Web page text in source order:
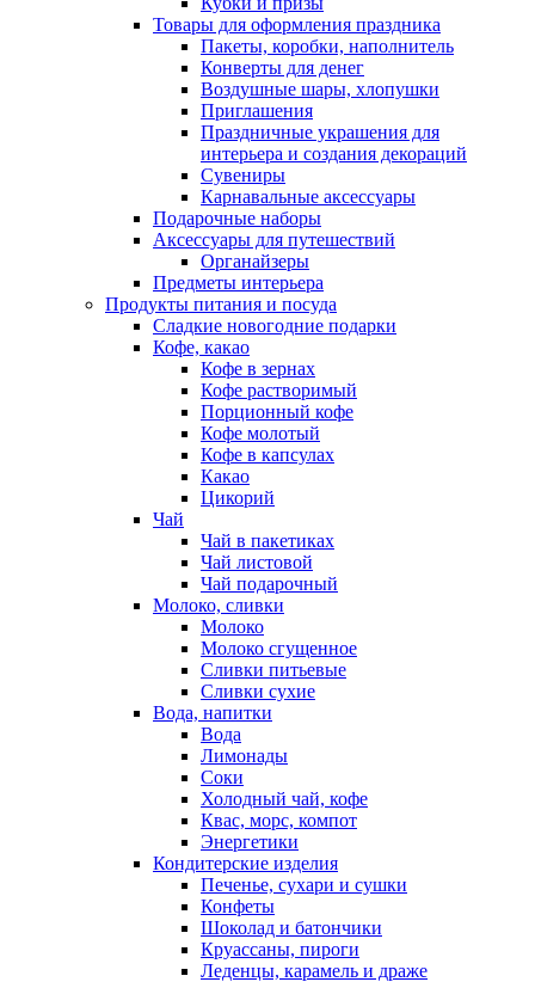
Товары для оформления праздника
Пакеты, коробки, наполнитель
Конверты для денег
Воздушные шары, хлопушки
Приглашения
Праздничные украшения для
интерьера и создания декораций
Сувениры
Карнавальные аксессуары
Подарочные наборы
Аксессуары для путешествий
Органайзеры
Предметы интерьера
Продукты питания и посуда
Сладкие новогодние подарки
Кофе, какао
Кофе в зернах
Кофе растворимый
Порционный кофе
Кофе молотый
Кофе в капсулах
Какао
Цикорий
Чай
Чай в пакетиках
Чай листовой
Чай подарочный
Молоко, сливки
Молоко
Молоко сгущенное
Сливки питьевые
Сливки сухие
Вода, напитки
Вода
Лимонады
Соки
Холодный чай, кофе
Квас, морс, компот
Энергетики
Кондитерские изделия
Печенье, сухари и сушки
Конфеты
Шоколад и батончики
Круассаны, пироги
Леденцы, карамель и драже